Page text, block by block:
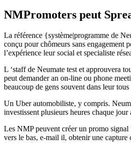
NMPromoters peut
La référence {système|programme de
conçu pour chômeurs sans engagement
l’expérience leur social et specialiste
L ‘staff de Neumate test et approuvera
peut demander an on-line ou phone
beaucoup de gens souvent dans leur
Un Uber automobiliste, y compris.
investissent plusieurs heures chaque
Les NMP peuvent créer un promo
vers le bas, e-mail il, obtenir une